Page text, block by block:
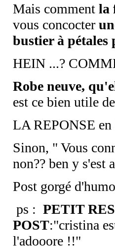
Mais comment la
vous concocter
bustier à pétales
HEIN ...?
Robe neuve,
est ce bien utile
LA REPONSE
Sinon, " Vous
non?? ben y s'est
Post gorgé
ps : PETIT
POST:"cristina
l'adooore !!"